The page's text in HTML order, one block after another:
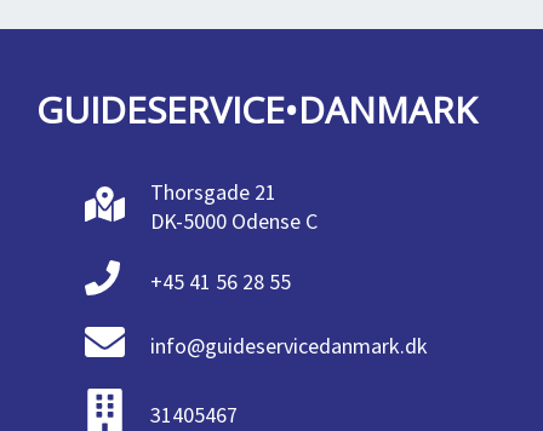
GUIDESERVICE•DANMARK
Thorsgade 21
DK-5000 Odense C
+45 41 56 28 55
info@guideservicedanmark.dk
31405467